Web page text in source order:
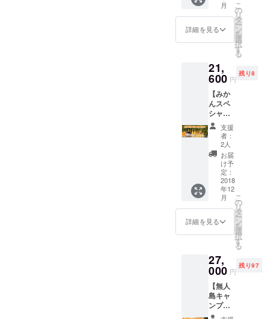
ていき
ます。
定メン
バー：
かし・
てっ
しー・
TEE・
そのほ
か関係
者
島で
やって
みたい
ことが
出来ま
す。 開
発サロ
ンでイ
ベント
を企画
し、開
催する
ことも
可能。
特典は
盛沢
山！ ・
非公開
facebo
okペー
島を
使った
トの主
催権
（サロ
24,000
円 み
かんは
3kg ※通
常年額
円 無人
島を開
発する
仲間の
一員と
なりま
す。ま
ずは特
典の
ページ
を確認
くださ
い。
http://k
aihatsu.
mujinto.
jp/
島で
やって
みたい
ことを
形にし
ていく
月
詳細を見る
こ
の
リ
タ
ー
ン
を
選
択
す
る
21,
600 円
残り8
【みか
んスペ
シャル
セッ
ト】 ・
みかん
10kg ・
飲むみ
かん
200ml×
3本 ・
みかん
ジュー
ス２種
720ml×
計4本
んジュ
レ
150g×2
個 ・み
かんス
ムー
ジー
支援
者：
2人
お届
け予
定：
2018
年12
月
詳細を見る
こ
の
リ
タ
ー
ン
を
選
択
す
る
27,
000 円
残り97
【無人
島キャ
ンプ企
画（１